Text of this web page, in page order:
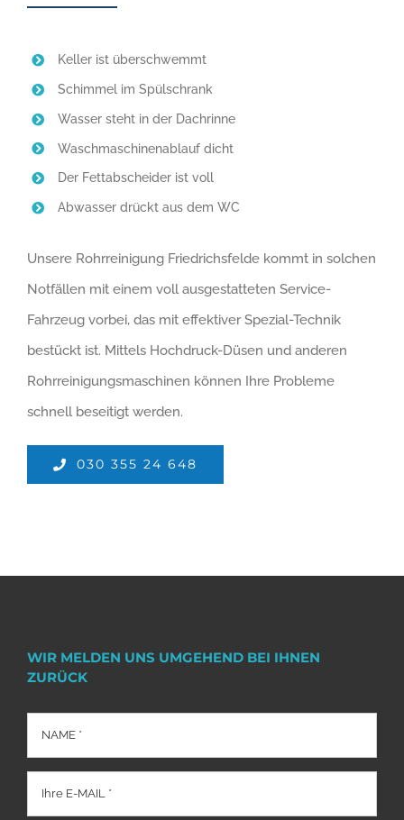
Keller ist überschwemmt
Schimmel im Spülschrank
Wasser steht in der Dachrinne
Waschmaschinenablauf dicht
Der Fettabscheider ist voll
Abwasser drückt aus dem WC
Unsere Rohrreinigung Friedrichsfelde kommt in solchen
Notfällen mit einem voll ausgestatteten Service-
Fahrzeug vorbei, das mit effektiver Spezial-Technik
bestückt ist. Mittels Hochdruck-Düsen und anderen
Rohrreinigungsmaschinen können Ihre Probleme
schnell beseitigt werden.
030 355 24 648
WIR MELDEN UNS UMGEHEND BEI IHNEN
ZURÜCK